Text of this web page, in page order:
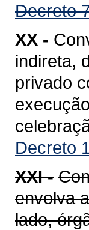
Decreto
XX -
indireta,
privado
Decreto
XXI -
envolva
lado,